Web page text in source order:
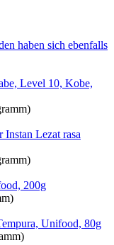
haben sich ebenfalls
Level 10, Kobe,
Instan Lezat rasa
200g
Unifood, 80g